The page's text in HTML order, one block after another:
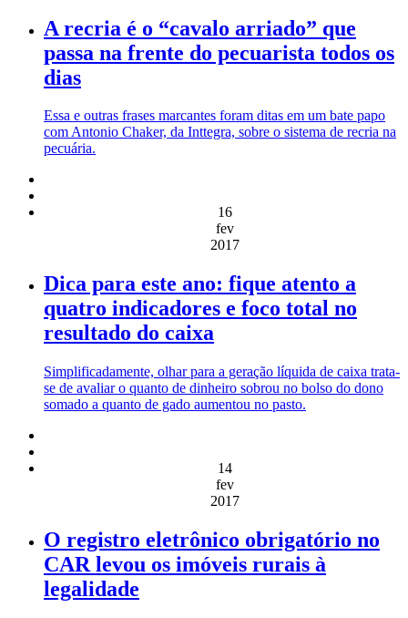
A recria é o “cavalo arriado” que
passa na frente do pecuarista todos os
dias
Essa e outras frases marcantes foram ditas em um bate papo
com Antonio Chaker, da Inttegra, sobre o sistema de recria na
pecuária.
16
fev
2017
Dica para este ano: fique atento a
quatro indicadores e foco total no
resultado do caixa
Simplificadamente, olhar para a geração líquida de caixa trata-
se de avaliar o quanto de dinheiro sobrou no bolso do dono
somado a quanto de gado aumentou no pasto.
14
fev
2017
O registro eletrônico obrigatório no
CAR levou os imóveis rurais à
legalidade